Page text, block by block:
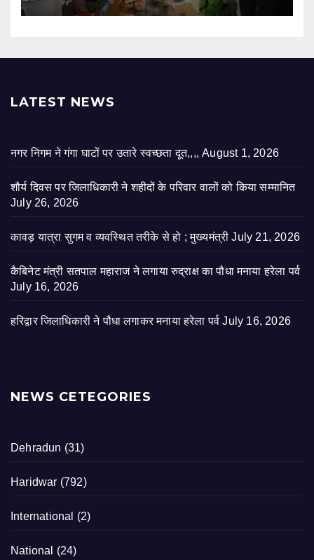
LATEST NEWS
नगर निगम ने गंगा घाटों पर उतारे स्वच्छता दूत,,,, August 1, 2026
शौर्य दिवस पर जिलाधिकारी ने शहीदों के परिवार वालों को किया सम्मानित
July 26, 2026
कावड़ यात्रा सुगम व व्यवस्थित तरीके से हो ; मुख्यमंत्री July 21, 2026
कैबिनेट मंत्री सतपाल महाराज ने लगाया रुद्राक्ष का पौधा मनाया हरेला पर्व
July 16, 2026
हरिद्वार जिलाधिकारी ने पौधा लगाकर मनाया हरेला पर्व July 16, 2026
NEWS CETEGORIES
Dehradun (31)
Haridwar (792)
International (2)
National (24)